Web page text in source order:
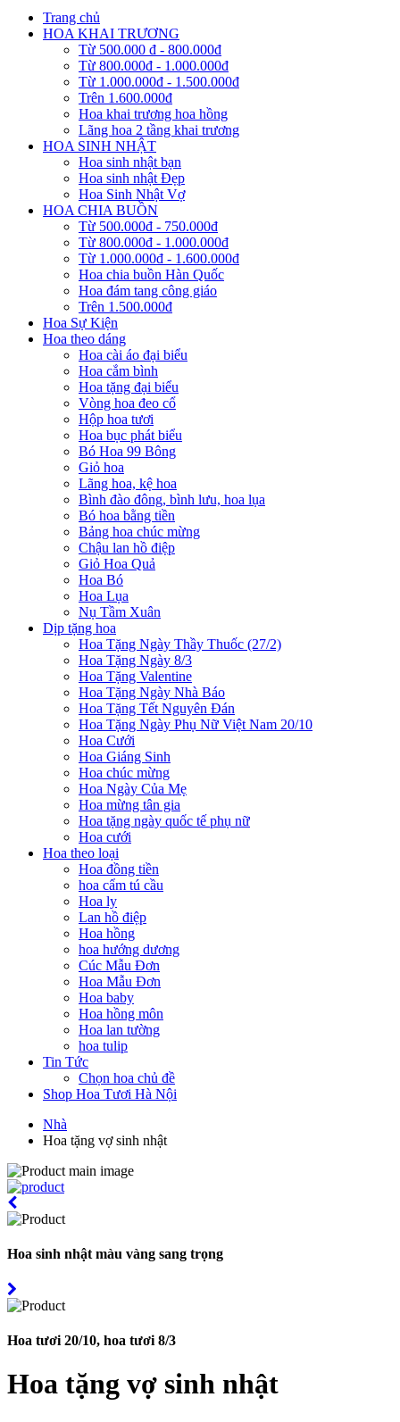
Trang chủ
HOA KHAI TRƯƠNG
Từ 500.000 đ - 800.000đ
Từ 800.000đ - 1.000.000đ
Từ 1.000.000đ - 1.500.000đ
Trên 1.600.000đ
Hoa khai trương hoa hồng
Lãng hoa 2 tầng khai trương
HOA SINH NHẬT
Hoa sinh nhật bạn
Hoa sinh nhật Đẹp
Hoa Sinh Nhật Vợ
HOA CHIA BUỒN
Từ 500.000đ - 750.000đ
Từ 800.000đ - 1.000.000đ
Từ 1.000.000đ - 1.600.000đ
Hoa chia buồn Hàn Quốc
Hoa đám tang công giáo
Trên 1.500.000đ
Hoa Sự Kiện
Hoa theo dáng
Hoa cài áo đại biểu
Hoa cắm bình
Hoa tặng đại biểu
Vòng hoa đeo cổ
Hộp hoa tươi
Hoa bục phát biểu
Bó Hoa 99 Bông
Giỏ hoa
Lãng hoa, kệ hoa
Bình đào đông, bình lưu, hoa lụa
Bó hoa bằng tiền
Bảng hoa chúc mừng
Chậu lan hồ điệp
Giỏ Hoa Quả
Hoa Bó
Hoa Lụa
Nụ Tầm Xuân
Dịp tặng hoa
Hoa Tặng Ngày Thầy Thuốc (27/2)
Hoa Tặng Ngày 8/3
Hoa Tặng Valentine
Hoa Tặng Ngày Nhà Báo
Hoa Tặng Tết Nguyên Đán
Hoa Tặng Ngày Phụ Nữ Việt Nam 20/10
Hoa Cưới
Hoa Giáng Sinh
Hoa chúc mừng
Hoa Ngày Của Mẹ
Hoa mừng tân gia
Hoa tặng ngày quốc tế phụ nữ
Hoa cưới
Hoa theo loại
Hoa đồng tiền
hoa cẩm tú cầu
Hoa ly
Lan hồ điệp
Hoa hồng
hoa hướng dương
Cúc Mẫu Đơn
Hoa Mẫu Đơn
Hoa baby
Hoa hồng môn
Hoa lan tường
hoa tulip
Tin Tức
Chọn hoa chủ đề
Shop Hoa Tươi Hà Nội
Nhà
Hoa tặng vợ sinh nhật
Hoa sinh nhật màu vàng sang trọng
Hoa tươi 20/10, hoa tươi 8/3
Hoa tặng vợ sinh nhật